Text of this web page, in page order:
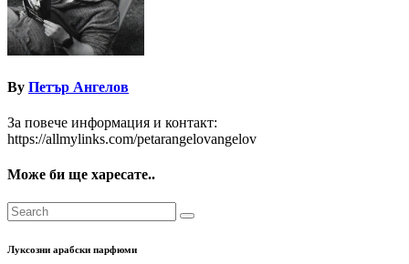
By Петър Ангелов
За повече информация и контакт:
https://allmylinks.com/petarangelovangelov
Може би ще харесате..
Луксозни арабски парфюми